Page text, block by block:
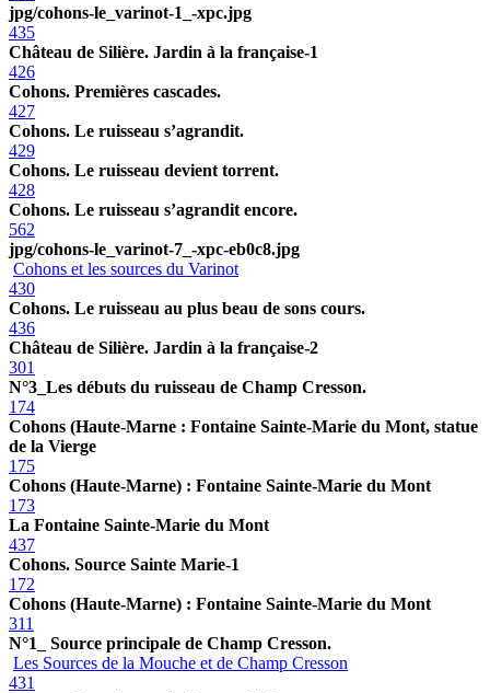
jpg/cohons-le_varinot-1_-xpc.jpg
435
Château de Silière. Jardin à la française-1
426
Cohons. Premières cascades.
427
Cohons. Le ruisseau s’agrandit.
429
Cohons. Le ruisseau devient torrent.
428
Cohons. Le ruisseau s’agrandit encore.
562
jpg/cohons-le_varinot-7_-xpc-eb0c8.jpg
Cohons et les sources du Varinot
430
Cohons. Le ruisseau au plus beau de sons cours.
436
Château de Silière. Jardin à la française-2
301
N°3_Les débuts du ruisseau de Champ Cresson.
174
Cohons (Haute-Marne : Fontaine Sainte-Marie du Mont, statue
de la Vierge
175
Cohons (Haute-Marne) : Fontaine Sainte-Marie du Mont
173
La Fontaine Sainte-Marie du Mont
437
Cohons. Source Sainte Marie-1
172
Cohons (Haute-Marne) : Fontaine Sainte-Marie du Mont
311
N°1_ Source principale de Champ Cresson.
Les Sources de la Mouche et de Champ Cresson
431